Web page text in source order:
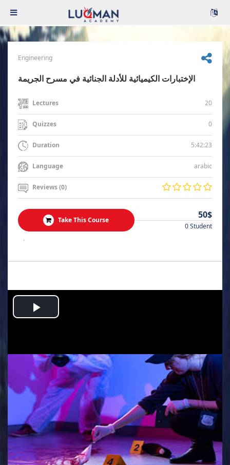
Engineering
الإختبارات الكيميائية للأدلة الجنائية في مسرح الجريمة
Lectures 20
Quizzes 0
Duration 5:42:23
Language arabic
Reviews (0)
Take This Course 50$
0 Student
.
Play